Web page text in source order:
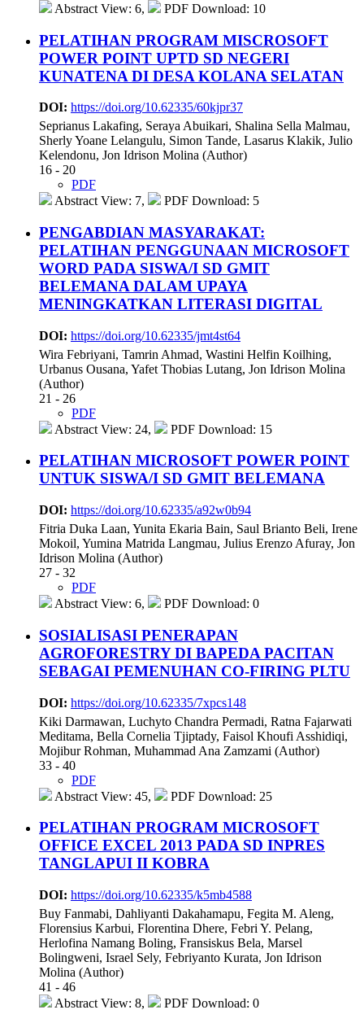
Abstract View: 6,
PDF Download: 10
PELATIHAN PROGRAM MISCROSOFT
POWER POINT UPTD SD NEGERI
KUNATENA DI DESA KOLANA SELATAN
DOI: https://doi.org/10.62335/60kjpr37
Seprianus Lakafing, Seraya Abuikari, Shalina Sella Malmau,
Sherly Yoane Lelangulu, Simon Tande, Lasarus Klakik, Julio
Kelendonu, Jon Idrison Molina (Author)
16 - 20
PDF
Abstract View: 7,
PDF Download: 5
PENGABDIAN MASYARAKAT:
PELATIHAN PENGGUNAAN MICROSOFT
WORD PADA SISWA/I SD GMIT
BELEMANA DALAM UPAYA
MENINGKATKAN LITERASI DIGITAL
DOI: https://doi.org/10.62335/jmt4st64
Wira Febriyani, Tamrin Ahmad, Wastini Helfin Koilhing,
Urbanus Ousana, Yafet Thobias Lutang, Jon Idrison Molina
(Author)
21 - 26
PDF
Abstract View: 24,
PDF Download: 15
PELATIHAN MICROSOFT POWER POINT
UNTUK SISWA/I SD GMIT BELEMANA
DOI: https://doi.org/10.62335/a92w0b94
Fitria Duka Laan, Yunita Ekaria Bain, Saul Brianto Beli, Irene
Mokoil, Yumina Matrida Langmau, Julius Erenzo Afuray, Jon
Idrison Molina (Author)
27 - 32
PDF
Abstract View: 6,
PDF Download: 0
SOSIALISASI PENERAPAN
AGROFORESTRY DI BAPEDA PACITAN
SEBAGAI PEMENUHAN CO-FIRING PLTU
DOI: https://doi.org/10.62335/7xpcs148
Kiki Darmawan, Luchyto Chandra Permadi, Ratna Fajarwati
Meditama, Bella Cornelia Tjiptady, Faisol Khoufi Asshidiqi,
Mojibur Rohman, Muhammad Ana Zamzami (Author)
33 - 40
PDF
Abstract View: 45,
PDF Download: 25
PELATIHAN PROGRAM MICROSOFT
OFFICE EXCEL 2013 PADA SD INPRES
TANGLAPUI II KOBRA
DOI: https://doi.org/10.62335/k5mb4588
Buy Fanmabi, Dahliyanti Dakahamapu, Fegita M. Aleng,
Florensius Karbui, Florentina Dhere, Febri Y. Pelang,
Herlofina Namang Boling, Fransiskus Bela, Marsel
Bolingweni, Israel Sely, Febriyanto Kurata, Jon Idrison
Molina (Author)
41 - 46
Abstract View: 8,
PDF Download: 0